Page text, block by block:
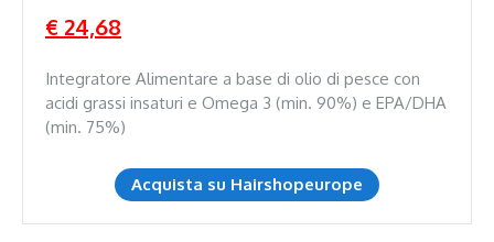
€ 24,68
Integratore Alimentare a base di olio di pesce con
acidi grassi insaturi e Omega 3 (min. 90%) e EPA/DHA
(min. 75%)
Acquista su Hairshopeurope